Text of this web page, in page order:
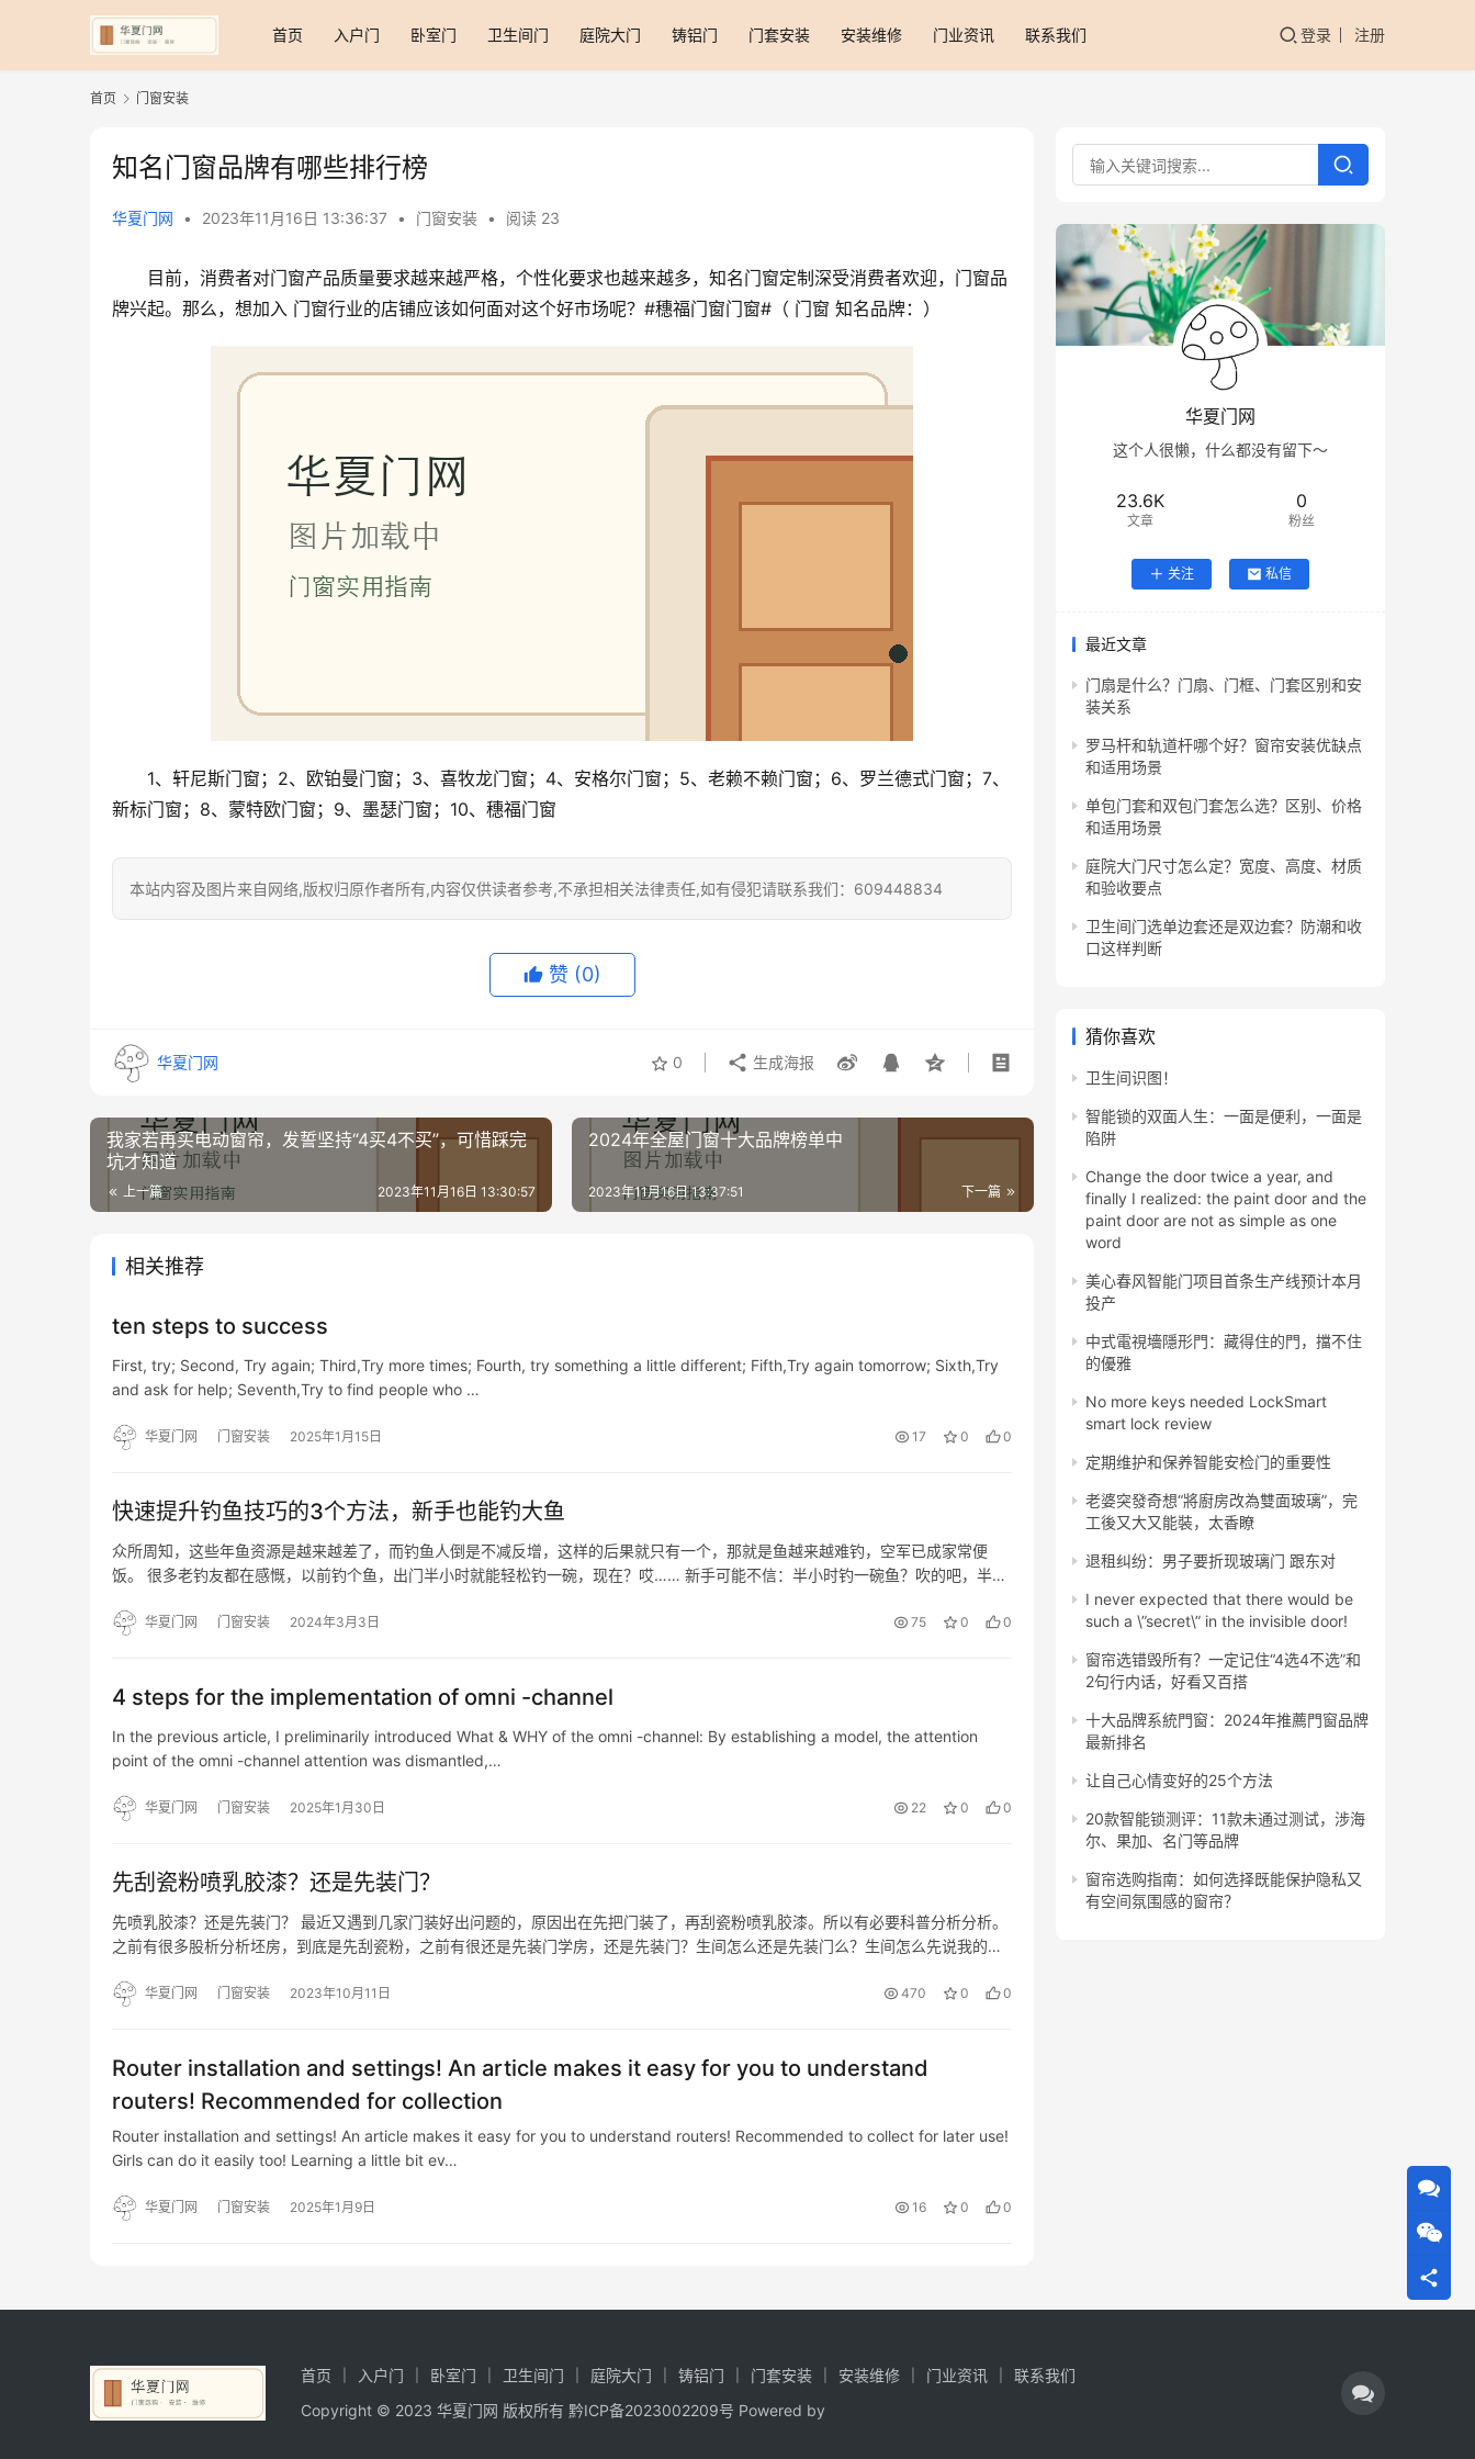
首页 入户门 卧室门 卫生间门 庭院大门 铸铝门 门套安装 安装维修 门业资讯 联系我们 登录 注册
首页 门窗安装
知名门窗品牌有哪些排行榜
华夏门网 • 2023年11月16日 13:36:37 • 门窗安装 • 阅读 23
目前，消费者对门窗产品质量要求越来越严格，个性化要求也越来越多，知名门窗定制深受消费者欢迎，门窗品
牌兴起。那么，想加入 门窗行业的店铺应该如何面对这个好市场呢？#穗福门窗门窗#（ 门窗 知名品牌：）
1、轩尼斯门窗；2、欧铂曼门窗；3、喜牧龙门窗；4、安格尔门窗；5、老赖不赖门窗；6、罗兰德式门窗；7、
新标门窗；8、蒙特欧门窗；9、墨瑟门窗；10、穗福门窗
本站内容及图片来自网络,版权归原作者所有,内容仅供读者参考,不承担相关法律责任,如有侵犯请联系我们：609448834
赞 (0)
华夏门网 0 生成海报
我家若再买电动窗帘，发誓坚持“4买4不买”，可惜踩完
坑才知道
上一篇 2023年11月16日 13:30:57
2024年全屋门窗十大品牌榜单中
下一篇
2023年11月16日 13:37:51
相关推荐
ten steps to success
First, try; Second, Try again; Third,Try more times; Fourth, try something a little different; Fifth,Try again tomorrow; Sixth,Try
and ask for help; Seventh,Try to find people who …
华夏门网 门窗安装 2025年1月15日 17 0 0
快速提升钓鱼技巧的3个方法，新手也能钓大鱼
众所周知，这些年鱼资源是越来越差了，而钓鱼人倒是不减反增，这样的后果就只有一个，那就是鱼越来越难钓，空军已成家常便
饭。 很多老钓友都在感慨，以前钓个鱼，出门半小时就能轻松钓一碗，现在？哎…… 新手可能不信：半小时钓一碗鱼？吹的吧，半小
恰好是在…
华夏门网 门窗安装 2024年3月3日 75 0 0
4 steps for the implementation of omni -channel
In the previous article, I preliminarily introduced What & WHY of the omni -channel: By establishing a model, the attention
point of the omni -channel attention was dismantled,…
华夏门网 门窗安装 2025年1月30日 22 0 0
先刮瓷粉喷乳胶漆？还是先装门？
先喷乳胶漆？还是先装门？ 最近又遇到几家门装好出问题的，原因出在先把门装了，再刮瓷粉喷乳胶漆。所以有必要科普分析分析。
之前有很多股析分析坯房，到底是先刮瓷粉，之前有很还是先装门学房，还是先装门？生间怎么还是先装门么？生间怎么先说我的观
粉喷乳…华夏门网 门窗安装 2023年10月11日 470 0 0
Router installation and settings! An article makes it easy for you to understand
routers! Recommended for collection
Router installation and settings! An article makes it easy for you to understand routers! Recommended to collect for later use!
Girls can do it easily too! Learning a little bit ev…
华夏门网 门窗安装 2025年1月9日 16 0 0
华夏门网
这个人很懒，什么都没有留下～
23.6K
文章
0
粉丝
关注 私信
最近文章
门扇是什么？门扇、门框、门套区别和安
装关系
罗马杆和轨道杆哪个好？窗帘安装优缺点
和适用场景
单包门套和双包门套怎么选？区别、价格
和适用场景
庭院大门尺寸怎么定？宽度、高度、材质
和验收要点
卫生间门选单边套还是双边套？防潮和收
口这样判断
猜你喜欢
卫生间识图！
智能锁的双面人生：一面是便利，一面是
陷阱
Change the door twice a year, and
finally I realized: the paint door and the
paint door are not as simple as one
word
美心春风智能门项目首条生产线预计本月
投产
中式電視墻隱形門：藏得住的門，擋不住
的優雅
No more keys needed LockSmart
smart lock review
定期维护和保养智能安检门的重要性
老婆突發奇想“將廚房改為雙面玻璃”，完
工後又大又能裝，太香瞭
退租纠纷：男子要折现玻璃门 跟东对
I never expected that there would be
such a \”secret\” in the invisible door!
窗帘选错毁所有？一定记住“4选4不选”和
2句行内话，好看又百搭
十大品牌系統門窗：2024年推薦門窗品牌
最新排名
让自己心情变好的25个方法
20款智能锁测评：11款未通过测试，涉海
尔、果加、名门等品牌
窗帘选购指南：如何选择既能保护隐私又
有空间氛围感的窗帘？
首页 入户门 卧室门 卫生间门 庭院大门 铸铝门 门套安装 安装维修 门业资讯
联系我们
Copyright © 2023 华夏门网 版权所有 黔ICP备2023002209号 Powered by